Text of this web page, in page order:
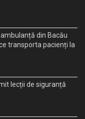
din Bacău
transporta pacienți la
lecții de siguranță